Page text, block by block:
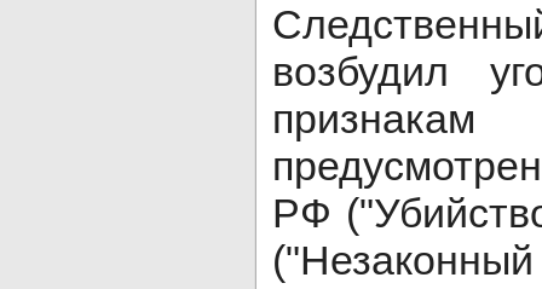
возбудил
РФ